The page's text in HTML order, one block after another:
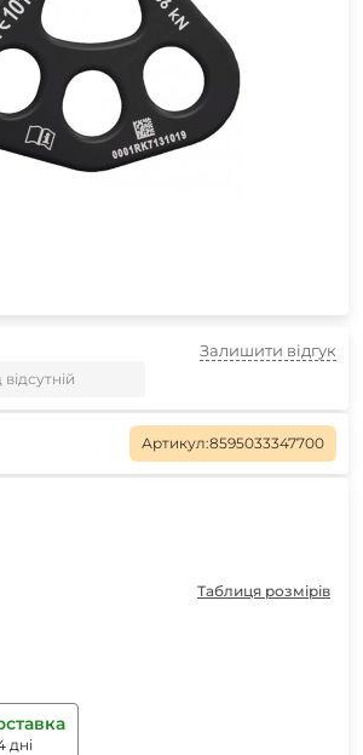
Залишити відгук
Артикул:8595033347700
Таблиця розмірів
дні